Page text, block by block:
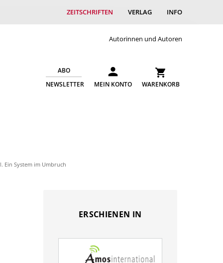
ZEITSCHRIFTEN VERLAG INFO
Autorinnen und Autoren
ABO
NEWSLETTER
MEIN KONTO WARENKORB
System im Umbruch
ERSCHIENEN IN